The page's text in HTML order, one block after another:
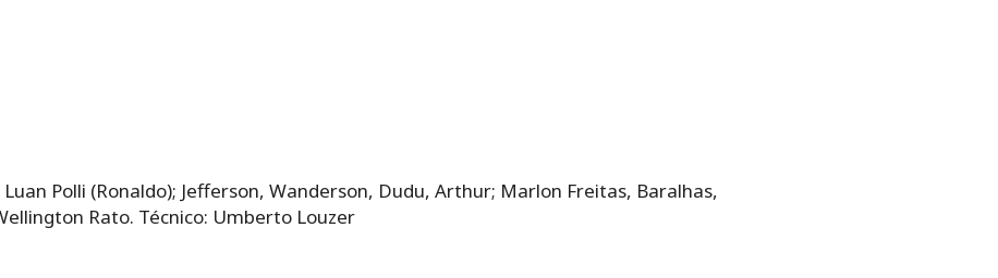
Luan Polli (Ronaldo); Jefferson, Wanderson, Dudu, Arthur; Marlon Freitas, Baralhas,
Rato. Técnico: Umberto Louzer